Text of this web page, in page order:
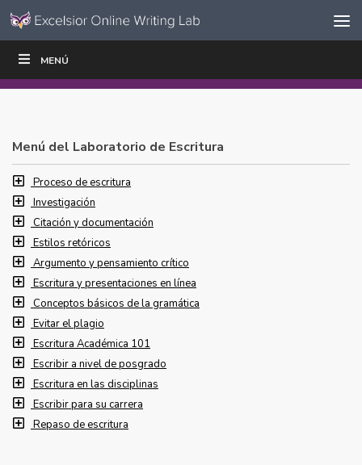
Ir al contenido
navegación
MENÚ
ESCRIBIR
Menú del Laboratorio de Escritura
Proceso de escritura
Investigación
Citación y documentación
Estilos retóricos
Argumento y pensamiento crítico
Escritura y presentaciones en línea
Conceptos básicos de la gramática
Evitar el plagio
Escritura Académica 101
Escribir a nivel de posgrado
Escritura en las disciplinas
Escribir para su carrera
Repaso de escritura